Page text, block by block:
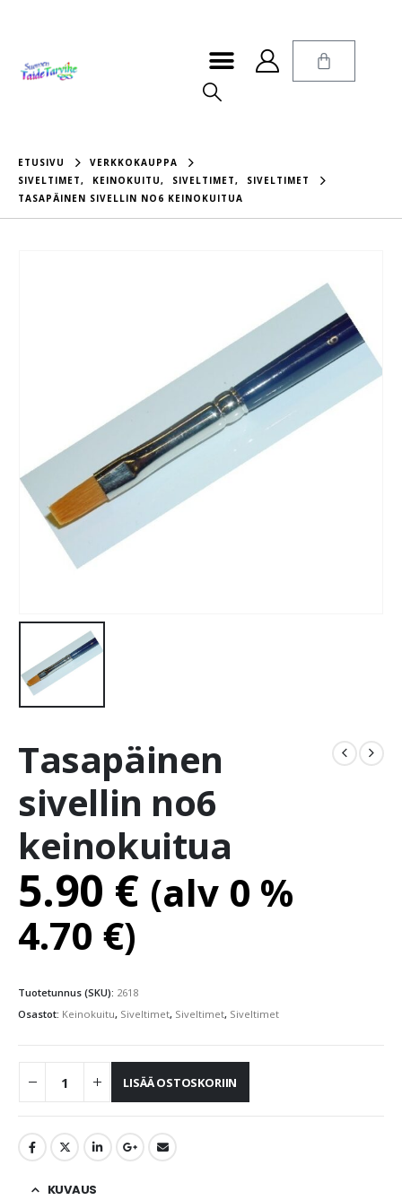
ETUSIVU
VERKKOKAUPPA
SIVELTIMET, KEINOKUITU, SIVELTIMET,
SIVELTIMET
TASAPÄINEN SIVELLIN NO6 KEINOKUITUA
Tasapäinen
sivellin no6
keinokuitua
5.90 € (alv 0 %
4.70 €)
Tuotetunnus (SKU): 2618
Osastot: Keinokuitu, Siveltimet, Siveltimet, Siveltimet
LISÄÄ OSTOSKORIIN
KUVAUS